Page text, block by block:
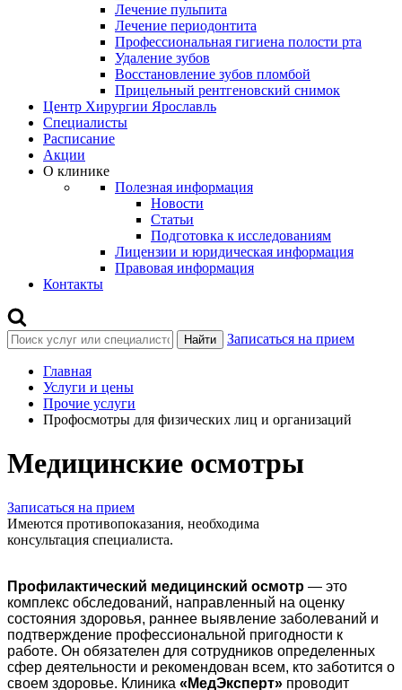
Лечение пульпита
Лечение периодонтита
Профессиональная гигиена полости рта
Удаление зубов
Восстановление зубов пломбой
Прицельный рентгеновский снимок
Центр Хирургии Ярославль
Специалисты
Расписание
Акции
О клинике
Полезная информация
Новости
Статьи
Подготовка к исследованиям
Лицензии и юридическая информация
Правовая информация
Контакты
Найти Записаться на прием
Главная
Услуги и цены
Прочие услуги
Профосмотры для физических лиц и организаций
Медицинские осмотры
Записаться на прием
Имеются противопоказания, необходима
консультация специалиста.
Профилактический медицинский осмотр — это
комплекс обследований, направленный на оценку
состояния здоровья, раннее выявление заболеваний и
подтверждение профессиональной пригодности к
работе. Он обязателен для сотрудников определенных
сфер деятельности и рекомендован всем, кто заботится о
своем здоровье. Клиника «МедЭксперт» проводит